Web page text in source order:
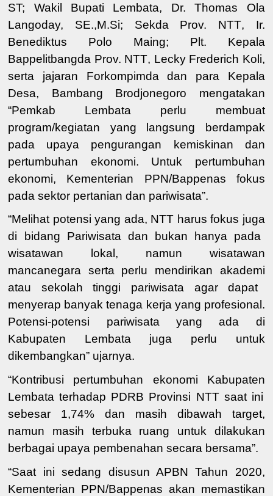
ST; Wakil Bupati Lembata, Dr. Thomas Ola
Langoday, SE.,M.Si; Sekda Prov. NTT, Ir.
Benediktus Polo Maing; Plt. Kepala
Bappelitbangda Prov. NTT, Lecky Frederich Koli,
serta jajaran Forkompimda dan para Kepala
Desa, Bambang Brodjonegoro mengatakan
“Pemkab Lembata perlu membuat
program/kegiatan yang langsung berdampak
pada upaya pengurangan kemiskinan dan
pertumbuhan ekonomi.
Untuk pertumbuhan
ekonomi, Kementerian PPN/Bappenas fokus
pada sektor pertanian dan pariwisata”.
“Melihat potensi yang ada, NTT harusfokus juga
di bidang Pariwisata dan bukan hanya pada
wisatawan
lokal , namun wisatawan
mancanegara serta perlu mendirikan akademi
atau sekolah tinggi pariwisata agar dapat
menyerap banyak tenaga kerja yang profesional.
Potensi-potensi pariwisata yang ada di
Kabupaten Lembata juga perlu untuk
dikembangkan” ujarnya.
“Kontribusi pertumbuhan ekonomi Kabupaten
Lembata terhadap PDRB Provinsi NTT saat ini
sebesar 1,74% dan masih dibawah target,
namun masih terbuka ruang untuk dilakukan
berbagai upaya pembenahan secara bersama”.
“Saat ini sedang disusun APBNTahun 2020,
Kementerian PPN/Bappenas akan memastikan